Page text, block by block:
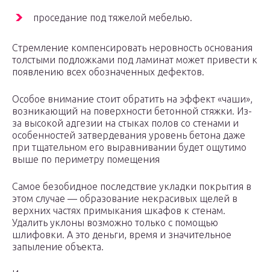
проседание под тяжелой мебелью.
Стремление компенсировать неровность основания
толстыми подложками под ламинат может привести к
появлению всех обозначенных дефектов.
Особое внимание стоит обратить на эффект «чаши»,
возникающий на поверхности бетонной стяжки. Из-
за высокой адгезии на стыках полов со стенами и
особенностей затвердевания уровень бетона даже
при тщательном его выравнивании будет ощутимо
выше по периметру помещения
Самое безобидное последствие укладки покрытия в
этом случае — образование некрасивых щелей в
верхних частях примыкания шкафов к стенам.
Удалить уклоны возможно только с помощью
шлифовки. А это деньги, время и значительное
запыление объекта.